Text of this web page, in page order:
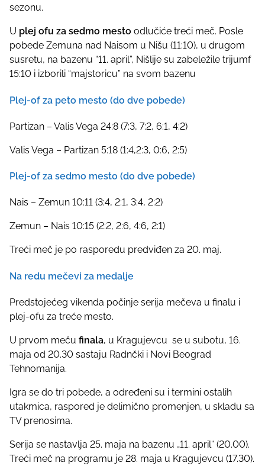
n
sezonu.
U plej ofu za sedmo mesto odlučiće treći meč. Posle
pobede Zemuna nad Naisom u Nišu (11:10), u drugom
susretu, na bazenu “11. april”, Nišlije su zabeležile trijumf
15:10 i izborili “majstoricu” na svom bazenu
Plej-of za peto mesto (do dve pobede)
Partizan – Valis Vega 24:8 (7:3, 7:2, 6:1, 4:2)
Valis Vega – Partizan 5:18 (1:4,2:3, 0:6, 2:5)
Plej-of za sedmo mesto (do dve pobede)
Nais – Zemun 10:11 (3:4, 2:1, 3:4, 2:2)
Zemun – Nais 10:15 (2:2, 2:6, 4:6, 2:1)
Treći meč je po rasporedu predviđen za 20. maj.
Na redu mečevi za medalje
Predstojećeg vikenda počinje serija mečeva u finalu i
plej-ofu za treće mesto.
U prvom meču finala, u Kragujevcu se u subotu, 16.
maja od 20.30 sastaju Radnčki i Novi Beograd
Tehnomanija.
Igra se do tri pobede, a određeni su i termini ostalih
utakmica, raspored je delimično promenjen, u skladu sa
TV prenosima.
Serija se nastavlja 25. maja na bazenu „11. april“ (20.00).
Treći meč na programu je 28. maja u Kragujevcu (17.30).